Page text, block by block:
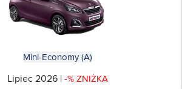
Mini-Economy (A)
Lipiec 2026 | -% ZNIŻKA